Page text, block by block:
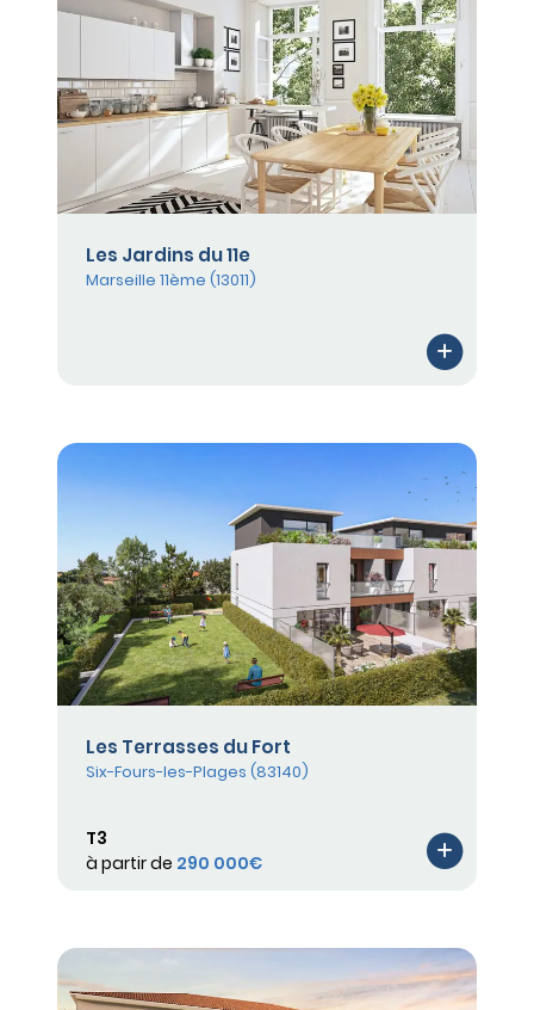
Les Jardins du 11e
Marseille 11ème (13011)
Les Terrasses du Fort
Six-Fours-les-Plages (83140)
T3
à partir de 290 000€